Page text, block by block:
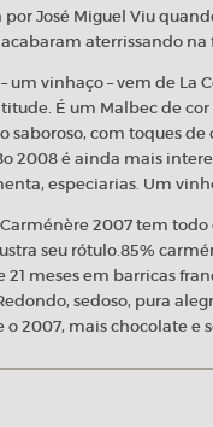
por José Miguel Viu
aterrissando
um vinhaço – vem de La
É um Malbec de
saboroso, com toques
2008 é ainda mais
especiarias. Um
2007 tem todo
seu rótulo.85%
21 meses em barricas
sedoso, pura
o 2007, mais chocolate e